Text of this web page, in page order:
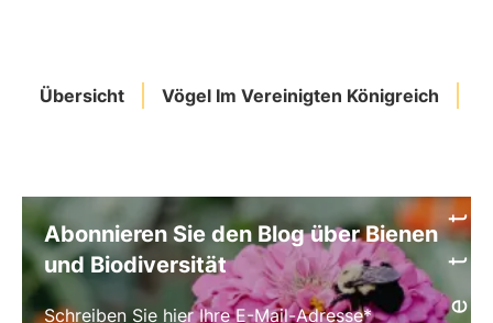
Übersicht Vögel Im Vereinigten Königreich
Abonnieren Sie den Blog über Bienen
und Biodiversität
Schreiben Sie hier Ihre E-Mail-Adresse*